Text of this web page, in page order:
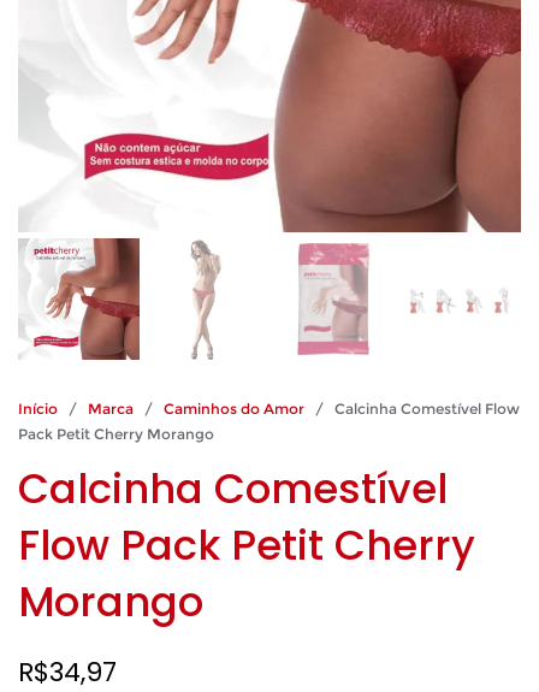
Início / Marca / Caminhos do Amor / Calcinha Comestível Flow
Pack Petit Cherry Morango
Calcinha Comestível
Flow Pack Petit Cherry
Morango
R$34,97